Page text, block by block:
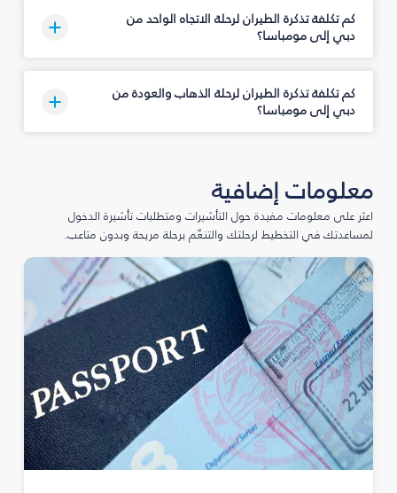
كم تكلفة تذكرة الطيران لرحلة الاتجاه الواحد من
دبي إلى مومباسا؟
كم تكلفة تذكرة الطيران لرحلة الذهاب والعودة من
دبي إلى مومباسا؟
معلومات إضافية
اعثر على معلومات مفيدة حول التأشيرات ومتطلبات تأشيرة الدخول
لمساعدتك في التخطيط لرحلتك والتنعّم برحلة مريحة وبدون متاعب.